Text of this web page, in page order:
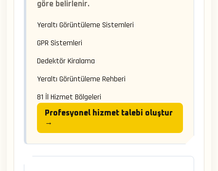
göre belirlenir.
Yeraltı Görüntüleme Sistemleri
GPR Sistemleri
Dedektör Kiralama
Yeraltı Görüntüleme Rehberi
81 İl Hizmet Bölgeleri
Profesyonel hizmet talebi oluştur
→